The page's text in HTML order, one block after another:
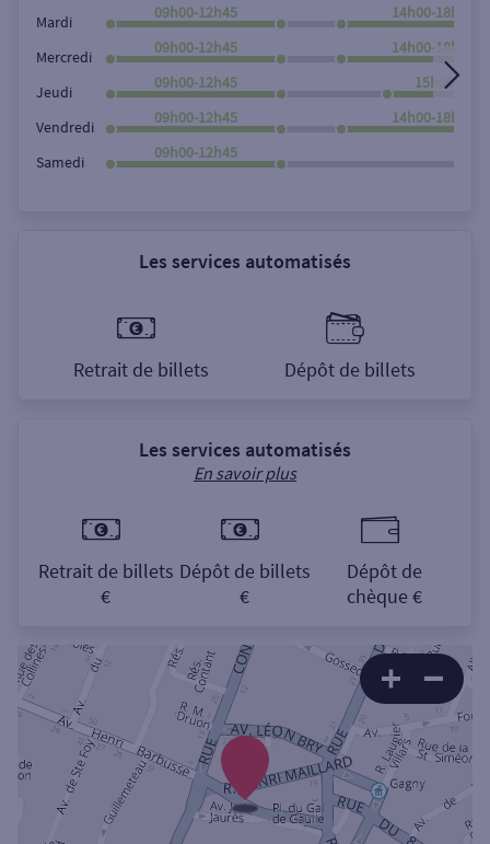
Rue
Rechercher
Mardi
09h00-12h45 14h00-18h00
Mercredi
09h00-12h45 14h00-18h00
Jeudi
09h00-12h45 15h00-
Vendredi
09h00-12h45 14h00-18h00
Samedi
09h00-12h45
Les services automatisés
Retrait de billets Dépôt de billets
Les services automatisés
En savoir plus
Retrait de billets
€
Dépôt de billets
€
Dépôt de
chèque €